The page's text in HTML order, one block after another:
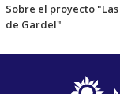
Sobre el proyecto
de Gardel"